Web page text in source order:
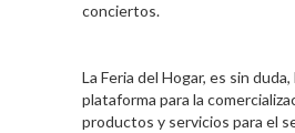
conciertos.
La Feria del Hogar, es sin duda,
plataforma para la
productos y servicios para el